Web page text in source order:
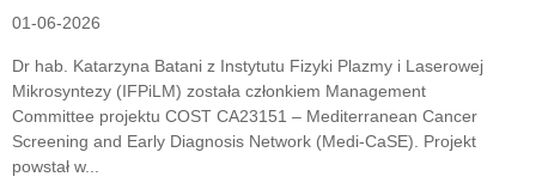
01-06-2026
Dr hab. Katarzyna Batani z Instytutu Fizyki Plazmy i Laserowej
Mikrosyntezy (IFPiLM) została członkiem Management
Committee projektu COST CA23151 – Mediterranean Cancer
Screening and Early Diagnosis Network (Medi-CaSE). Projekt
powstał w...